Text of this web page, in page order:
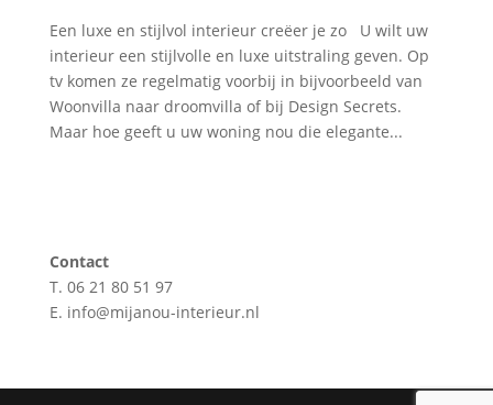
Een luxe en stijlvol interieur creëer je zo U wilt uw
interieur een stijlvolle en luxe uitstraling geven. Op
tv komen ze regelmatig voorbij in bijvoorbeeld van
Woonvilla naar droomvilla of bij Design Secrets.
Maar hoe geeft u uw woning nou die elegante...
Contact
T. 06 21 80 51 97
E. info@mijanou-interieur.nl